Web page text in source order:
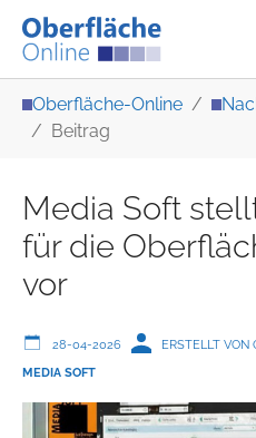
Oberfläche-Online
Beitrag
Media Soft
für die
vor
28-04-2026 ERSTELLT VON
MEDIA SOFT